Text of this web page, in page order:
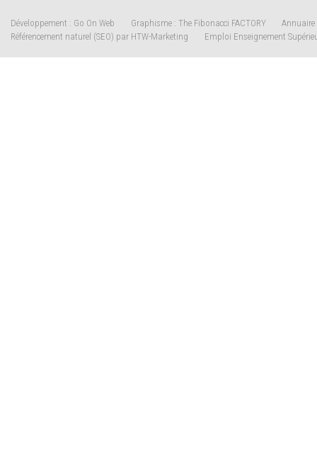
Développement : Go On Web Graphisme : The Fibonacci FACTORY
Annuaire
Référencement naturel (SEO) par HTW-Marketing
Emploi Enseignement